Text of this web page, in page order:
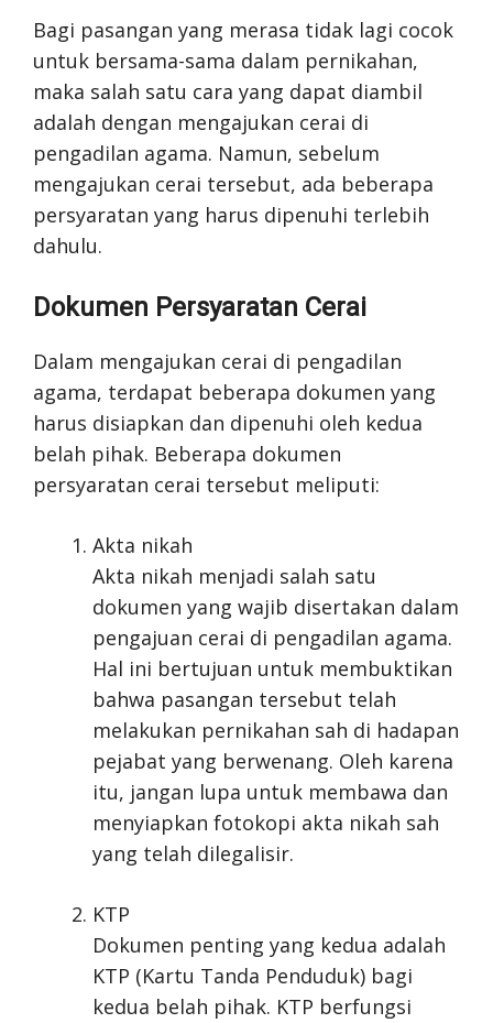
Bagi pasangan yang merasa tidak lagi cocok
untuk bersama-sama dalam pernikahan,
maka salah satu cara yang dapat diambil
adalah dengan mengajukan cerai di
pengadilan agama. Namun, sebelum
mengajukan cerai tersebut, ada beberapa
persyaratan yang harus dipenuhi terlebih
dahulu.
Dokumen Persyaratan Cerai
Dalam mengajukan cerai di pengadilan
agama, terdapat beberapa dokumen yang
harus disiapkan dan dipenuhi oleh kedua
belah pihak. Beberapa dokumen
persyaratan cerai tersebut meliputi:
Akta nikah
Akta nikah menjadi salah satu
dokumen yang wajib disertakan dalam
pengajuan cerai di pengadilan agama.
Hal ini bertujuan untuk membuktikan
bahwa pasangan tersebut telah
melakukan pernikahan sah di hadapan
pejabat yang berwenang. Oleh karena
itu, jangan lupa untuk membawa dan
menyiapkan fotokopi akta nikah sah
yang telah dilegalisir.
KTP
Dokumen penting yang kedua adalah
KTP (Kartu Tanda Penduduk) bagi
kedua belah pihak. KTP berfungsi